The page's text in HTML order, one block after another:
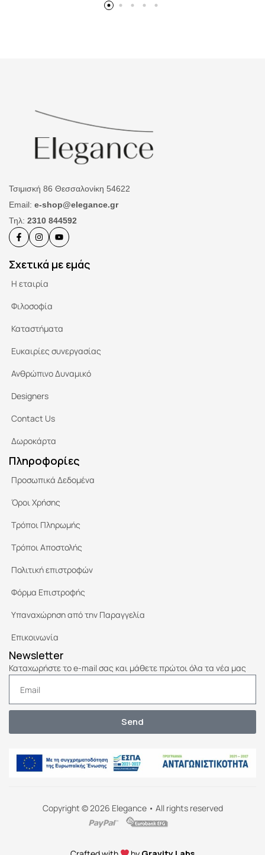
Τσιμισκή 86 Θεσσαλονίκη 54622
Email: e-shop@elegance.gr
Τηλ: 2310 844592
Σχετικά με εμάς
Η εταιρία
Φιλοσοφία
Καταστήματα
Ευκαιρίες συνεργασίας
Ανθρώπινο Δυναμικό
Designers
Contact Us
Δωροκάρτα
Πληροφορίες
Προσωπικά Δεδομένα
Όροι Χρήσης
Τρόποι Πληρωμής
Τρόποι Αποστολής
Πολιτική επιστροφών
Φόρμα Επιστροφής
Υπαναχώρηση από την Παραγγελία
Επικοινωνία
Newsletter
Καταχωρήστε το e-mail σας και μάθετε πρώτοι όλα τα νέα μας
Send
Copyright © 2026 Elegance • All rights reserved